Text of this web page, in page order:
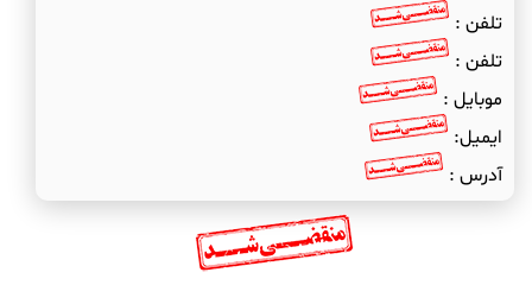
تلفن :
تلفن :
موبایل :
ایمیل:
آدرس :